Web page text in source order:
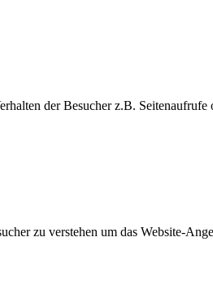
der Besucher z.B.
zu verstehen um das Website-